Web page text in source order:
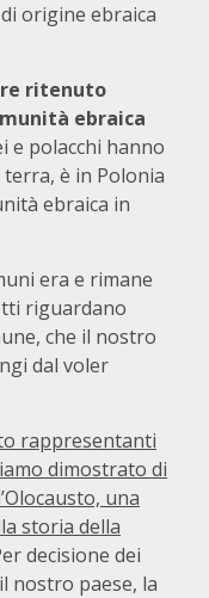
origine ebraica
ritenuto
ebraica
e polacchi hanno
è in Polonia
ebraica in
era e rimane
riguardano
che il nostro
dal voler
rappresentanti
dimostrato di
una
storia della
decisione dei
nostro paese, la